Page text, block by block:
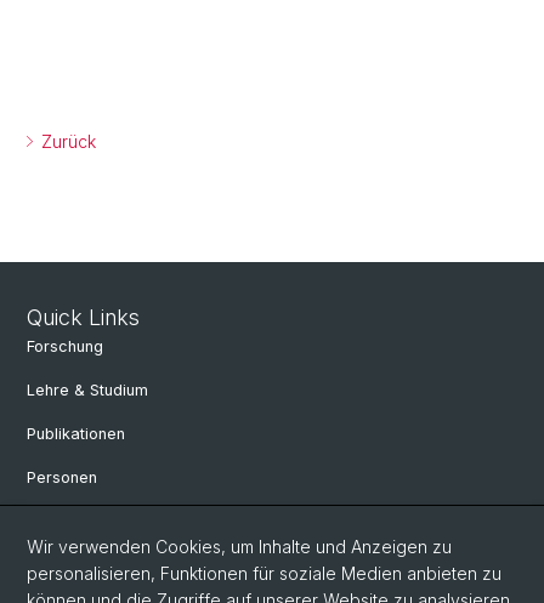
Zurück
Quick Links
Forschung
Lehre & Studium
Publikationen
Personen
Kontakt und Anfahrt
Wir verwenden Cookies, um Inhalte und Anzeigen zu
personalisieren, Funktionen für soziale Medien anbieten zu